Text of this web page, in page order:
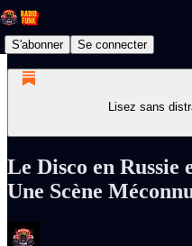
S'abonner Se connecter
Lisez sans
Le Disco en Russie
Une Scène